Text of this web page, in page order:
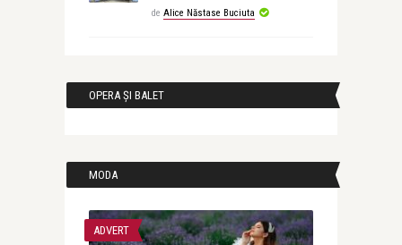
de Alice Năstase Buciuta
OPERA ȘI BALET
MODA
ADVERT